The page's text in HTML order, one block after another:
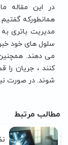
در این مقاله
همانطورکه
سلول های خود
می دهند.
کنند ، جریان را
شوند. در صورت
مطالب مرتبط